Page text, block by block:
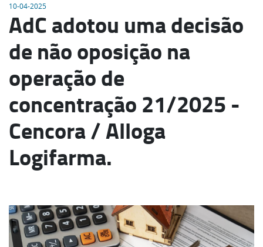
10-04-2025
AdC adotou uma decisão
de não oposição na
operação de
concentração 21/2025 -
Cencora / Alloga
Logifarma.